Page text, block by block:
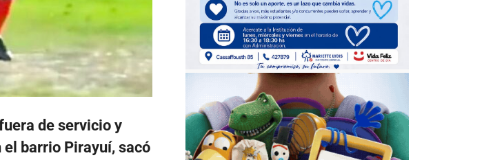
de servicio y
barrio Pirayuí, sacó